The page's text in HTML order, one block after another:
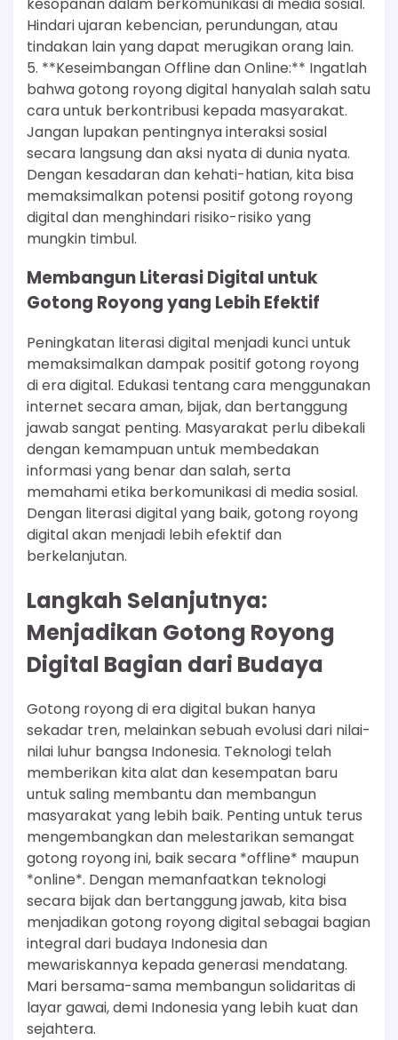
Hindari ujaran kebencian, perundungan, atau
tindakan lain yang dapat merugikan orang lain.
5. **Keseimbangan Offline dan Online:** Ingatlah
bahwa gotong royong digital hanyalah salah satu
cara untuk berkontribusi kepada masyarakat.
Jangan lupakan pentingnya interaksi sosial
secara langsung dan aksi nyata di dunia nyata.
Dengan kesadaran dan kehati-hatian, kita bisa
memaksimalkan potensi positif gotong royong
digital dan menghindari risiko-risiko yang
mungkin timbul.
Membangun Literasi Digital untuk
Gotong Royong yang Lebih Efektif
Peningkatan literasi digital menjadi kunci untuk
memaksimalkan dampak positif gotong royong
di era digital. Edukasi tentang cara menggunakan
internet secara aman, bijak, dan bertanggung
jawab sangat penting. Masyarakat perlu dibekali
dengan kemampuan untuk membedakan
informasi yang benar dan salah, serta
memahami etika berkomunikasi di media sosial.
Dengan literasi digital yang baik, gotong royong
digital akan menjadi lebih efektif dan
berkelanjutan.
Langkah Selanjutnya:
Menjadikan Gotong Royong
Digital Bagian dari Budaya
Gotong royong di era digital bukan hanya
sekadar tren, melainkan sebuah evolusi dari nilai-
nilai luhur bangsa Indonesia. Teknologi telah
memberikan kita alat dan kesempatan baru
untuk saling membantu dan membangun
masyarakat yang lebih baik. Penting untuk terus
mengembangkan dan melestarikan semangat
gotong royong ini, baik secara *offline* maupun
*online*. Dengan memanfaatkan teknologi
secara bijak dan bertanggung jawab, kita bisa
menjadikan gotong royong digital sebagai bagian
integral dari budaya Indonesia dan
mewariskannya kepada generasi mendatang.
Mari bersama-sama membangun solidaritas di
layar gawai, demi Indonesia yang lebih kuat dan
sejahtera.